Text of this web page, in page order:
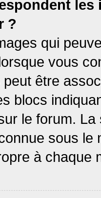
les
?
qui
vous
peut être
blocs
le forum.
sous le
à chaque